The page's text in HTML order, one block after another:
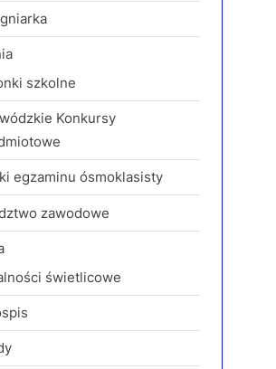
szkolne
Konkursy
egzaminu ósmoklasisty
zawodowe
świetlicowe